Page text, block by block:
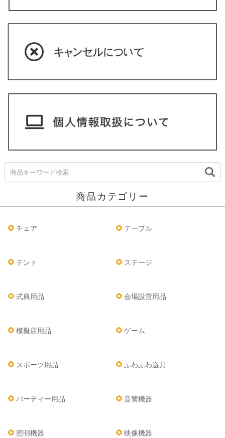
商品カテゴリー
チェア テーブル
テント ステージ
式典用品 会場設営用品
模擬店用品 ゲーム
スポーツ用品 ふわふわ遊具
パーティー用品 音響機器
照明機器 映像機器